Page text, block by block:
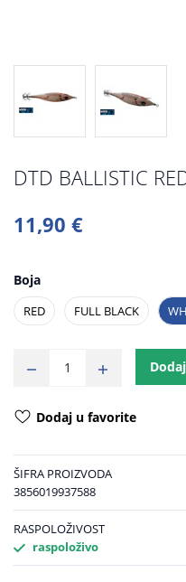
DTD BALLISTIC
11,90 €
Boja
RED FULL BLACK
Dodaj u favorite
ŠIFRA PROIZVODA
3856019937588
RASPOLOŽIVOST
raspoloživo